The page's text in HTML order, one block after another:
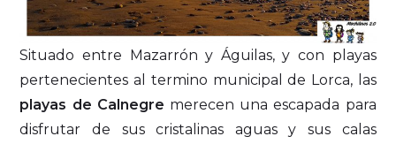
Situado entre Mazarrón y Águilas, y con playas
pertenecientes al termino municipal de Lorca, las
playas de Calnegre merecen una escapada para
disfrutar de sus cristalinas aguas y sus calas